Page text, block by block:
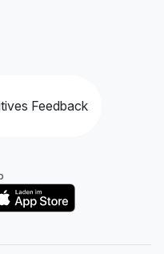
Feedback